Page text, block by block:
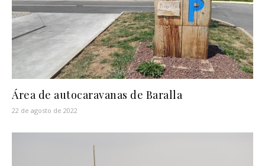
Área de autocaravanas de Baralla
22 de agosto de 2022